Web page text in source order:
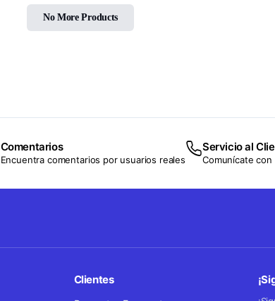
No More Products
Comentarios
Encuentra comentarios por usuarios reales
Servicio al
Comunícate
Clientes